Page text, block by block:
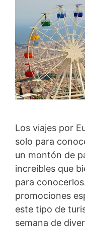
Los viajes por
solo para
un montón de
increíbles que
para
promociones
este tipo de
semana de